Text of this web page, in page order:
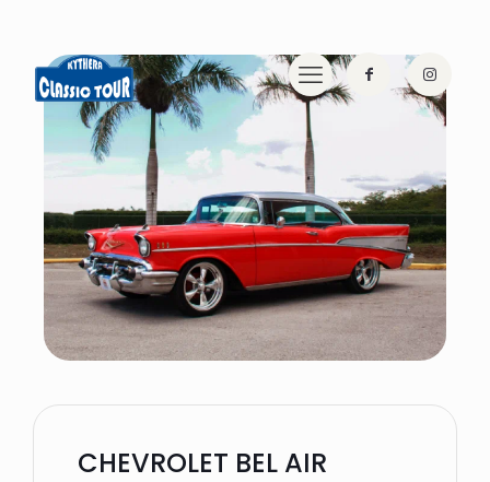
CHEVROLET BEL AIR